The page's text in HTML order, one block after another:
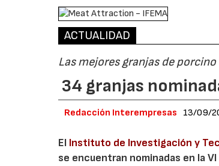
ACTUALIDAD
Las mejores granjas de
34 granjas
Redacción Interempresas 13/09/
El Instituto de Investigación y
se encuentran nominadas en la